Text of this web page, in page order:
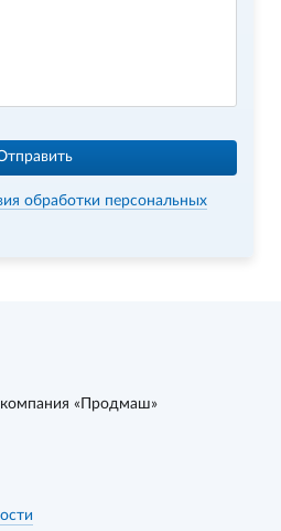
обработки персональных
компания «Продмаш»